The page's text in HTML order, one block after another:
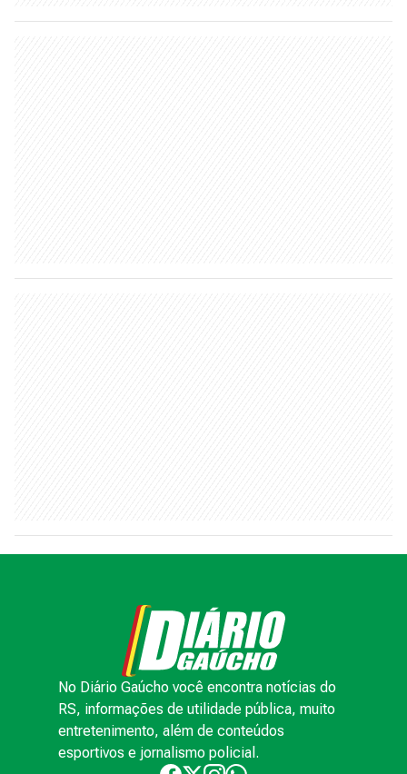
No Diário Gaúcho você encontra notícias do
RS, informações de utilidade pública, muito
entretenimento, além de conteúdos
esportivos e jornalismo policial.